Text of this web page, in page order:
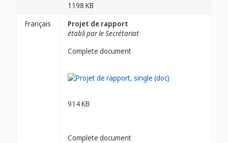
1198 KB
Français
Projet de rapport
établi par le Secrétariat
Complete document
914 KB
Complete document